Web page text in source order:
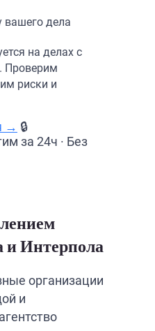
вашего дела
на делах с
Проверим
риски и
→ 🔒
за 24ч · Без
и Интерпола
организации
и